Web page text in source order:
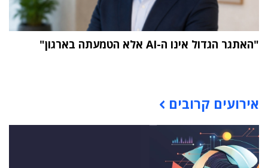
"האתגר הגדול אינו ה-AI אלא הטמעתה בארגון"
אירועים קרובים